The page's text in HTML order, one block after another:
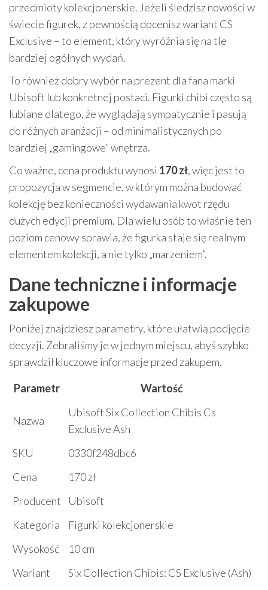
przedmioty kolekcjonerskie. Jeżeli śledzisz nowości w
świecie figurek, z pewnością docenisz wariant CS
Exclusive – to element, który wyróżnia się na tle
bardziej ogólnych wydań.
To również dobry wybór na prezent dla fana marki
Ubisoft lub konkretnej postaci. Figurki chibi często są
lubiane dlatego, że wyglądają sympatycznie i pasują
do różnych aranżacji – od minimalistycznych po
bardziej „gamingowe” wnętrza.
Co ważne, cena produktu wynosi 170 zł, więc jest to
propozycja w segmencie, w którym można budować
kolekcję bez konieczności wydawania kwot rzędu
dużych edycji premium. Dla wielu osób to właśnie ten
poziom cenowy sprawia, że figurka staje się realnym
elementem kolekcji, a nie tylko „marzeniem”.
Dane techniczne i informacje
zakupowe
Poniżej znajdziesz parametry, które ułatwią podjęcie
decyzji. Zebraliśmy je w jednym miejscu, abyś szybko
sprawdził kluczowe informacje przed zakupem.
Parametr
Wartość
Nazwa
Ubisoft Six Collection Chibis Cs
Exclusive Ash
SKU
0330f248dbc6
Cena
170 zł
Producent
Ubisoft
Kategoria
Figurki kolekcjonerskie
Wysokość
10 cm
Wariant
Six Collection Chibis: CS Exclusive (Ash)